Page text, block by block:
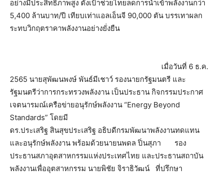
อย่างมีประสิทธิภาพสูง ตั้งเป้าช่วยไทยลดการนำเข้าพลังงานกว่า
5,400 ล้านบาท/ปี เทียบเท่าแอลเอ็นจี 90,000 ตัน บรรเทาผลก
ระทบวิกฤตราคาพลังงานอย่างยั่งยืน
เมื่อวันที่ 6 ธ.ค.
2565 นายสุพัฒนพงษ์ พันธ์มีเชาว์ รองนายกรัฐมนตรี และ
รัฐมนตรีว่าการกระทรวงพลังงาน เป็นประธาน กิจกรรมประกาศ
เจตนารมณ์เครือข่ายอนุรักษ์พลังงาน “Energy Beyond
Standards” โดยมี
ดร.ประเสริฐ สินสุขประเสริฐ อธิบดีกรมพัฒนาพลังงานทดแทน
และอนุรักษ์พลังงาน พร้อมด้วยนายนพดล ปิ่นสุภา รอง
ประธานสภาอุตสาหกรรมแห่งประเทศไทย และประธานสถาบัน
พลังงานเพื่ออุตสาหกรรม นายพิชัย จิราธิวัฒน์ ที่ปรึกษา